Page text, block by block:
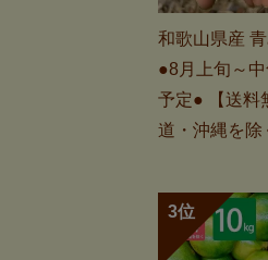
和歌山県産
●8月上旬～
予定● 【送料
道・沖縄を除